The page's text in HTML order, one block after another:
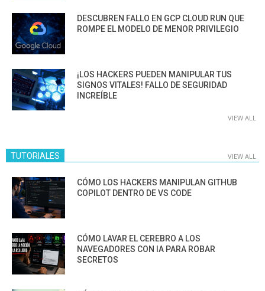
DESCUBREN FALLO EN GCP CLOUD RUN QUE
ROMPE EL MODELO DE MENOR PRIVILEGIO
¡LOS HACKERS PUEDEN MANIPULAR TUS
SIGNOS VITALES! FALLO DE SEGURIDAD
INCREÍBLE
VIEW ALL
TUTORIALES VIEW ALL
CÓMO LOS HACKERS MANIPULAN GITHUB
COPILOT DENTRO DE VS CODE
CÓMO LAVAR EL CEREBRO A LOS
NAVEGADORES CON IA PARA ROBAR
SECRETOS